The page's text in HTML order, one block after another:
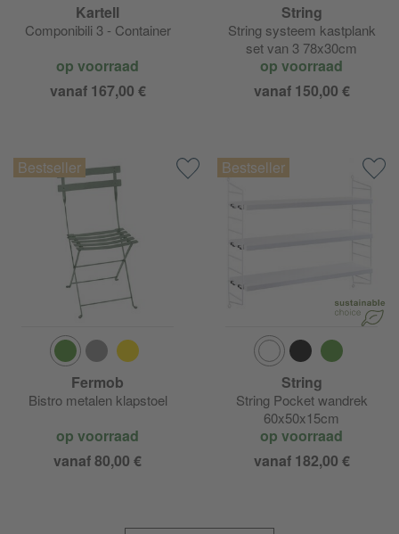
Kartell
Componibili 3 - Container
op voorraad
vanaf 167,00 €
String
String systeem kastplank
set van 3 78x30cm
op voorraad
vanaf 150,00 €
Fermob
Bistro metalen klapstoel
op voorraad
vanaf 80,00 €
String
String Pocket wandrek
60x50x15cm
op voorraad
vanaf 182,00 €